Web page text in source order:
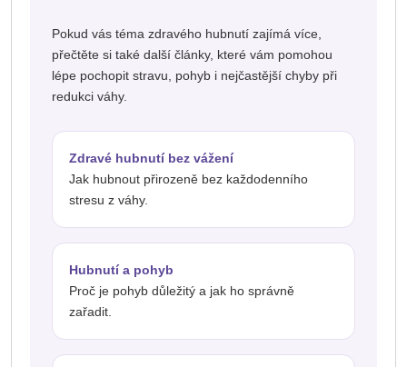
Pokud vás téma zdravého hubnutí zajímá více,
přečtěte si také další články, které vám pomohou
lépe pochopit stravu, pohyb i nejčastější chyby při
redukci váhy.
Zdravé hubnutí bez vážení
Jak hubnout přirozeně bez každodenního
stresu z váhy.
Hubnutí a pohyb
Proč je pohyb důležitý a jak ho správně
zařadit.